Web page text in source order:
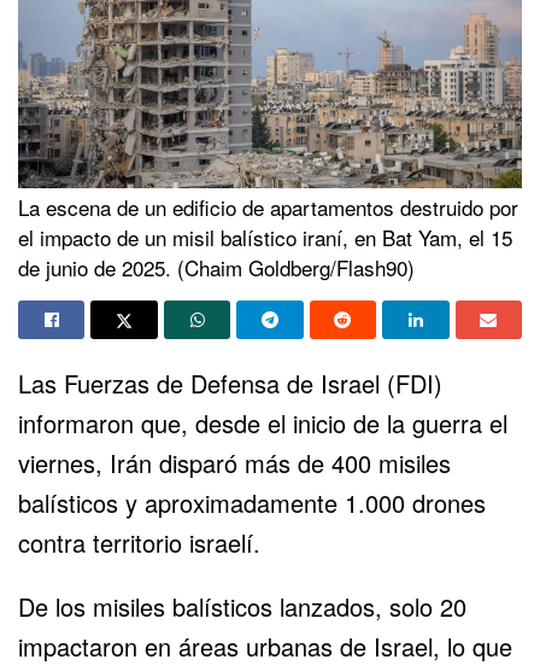
La escena de un edificio de apartamentos destruido por
el impacto de un misil balístico iraní, en Bat Yam, el 15
de junio de 2025. (Chaim Goldberg/Flash90)
Las Fuerzas de Defensa de Israel (FDI)
informaron que, desde el inicio de la guerra el
viernes, Irán disparó más de 400 misiles
balísticos y aproximadamente 1.000 drones
contra territorio israelí.
De los misiles balísticos lanzados, solo 20
impactaron en áreas urbanas de Israel, lo que